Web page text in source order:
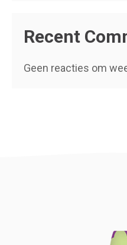
Recent
Geen reacties om